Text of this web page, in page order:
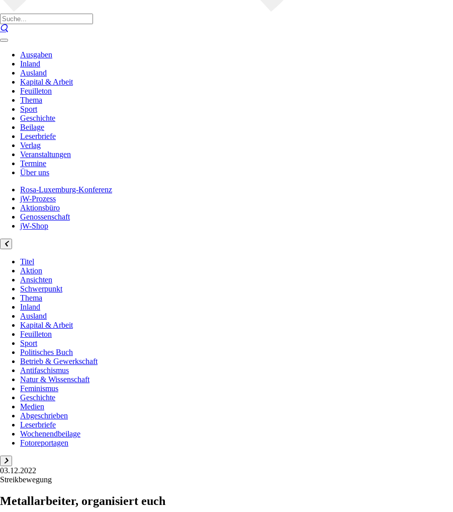
Ausgaben
Inland
Ausland
Kapital & Arbeit
Feuilleton
Thema
Sport
Geschichte
Beilage
Leserbriefe
Verlag
Veranstaltungen
Termine
Über uns
Rosa-Luxemburg-Konferenz
jW-Prozess
Aktionsbüro
Genossenschaft
jW-Shop
Titel
Aktion
Ansichten
Schwerpunkt
Thema
Inland
Ausland
Kapital & Arbeit
Feuilleton
Sport
Politisches Buch
Betrieb & Gewerkschaft
Antifaschismus
Natur & Wissenschaft
Feminismus
Geschichte
Medien
Abgeschrieben
Leserbriefe
Wochenendbeilage
Fotoreportagen
03.12.2022
Streikbewegung
Metallarbeiter, organisiert euch